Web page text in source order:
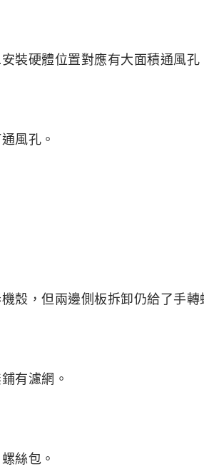
裝硬體位置對應有大面積通風孔
風孔。
殼，但兩邊側板拆卸仍給了手轉
有濾網。
絲包。